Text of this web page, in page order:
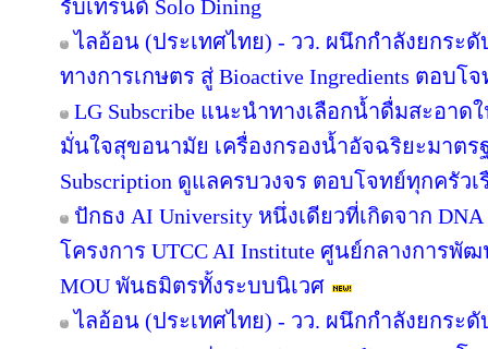
รับเทรนด์ Solo Dining
ไลอ้อน (ประเทศไทย) - วว. ผนึกกำลังยกระ
ทางการเกษตร สู่ Bioactive Ingredients ตอบโ
LG Subscribe แนะนำทางเลือกน้ำดื่มสะอา
มั่นใจสุขอนามัย เครื่องกรองน้ำอัจฉริยะมาต
Subscription ดูแลครบวงจร ตอบโจทย์ทุกครัวเ
ปักธง AI University หนึ่งเดียวที่เกิดจาก
โครงการ UTCC AI Institute ศูนย์กลางการพั
MOU พันธมิตรทั้งระบบนิเวศ
ไลอ้อน (ประเทศไทย) - วว. ผนึกกำลังยกระ